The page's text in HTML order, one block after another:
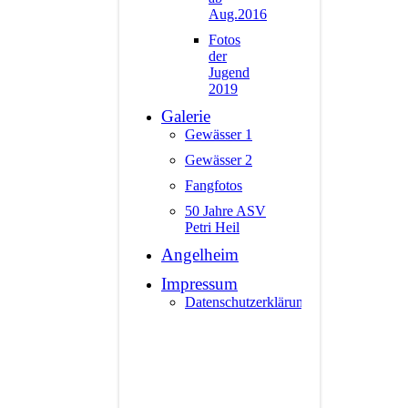
Aug.2016
Fotos
der
Jugend
2019
Galerie
Gewässer 1
Gewässer 2
Fangfotos
50 Jahre ASV
Petri Heil
Angelheim
Impressum
Datenschutzerklärung